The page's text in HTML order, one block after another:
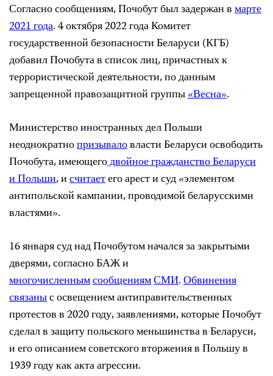
Согласно сообщениям, Почобут был задержан вмарте
2021 года. 4 октября 2022 года Комитет
государственной безопасности Беларуси (КГБ)
добавил Почобута в список лиц, причастных к
террористической деятельности, по данным
запрещенной правозащитной группы«Весна».
Министерство иностранных дел Польши
неоднократнопризываловласти Беларуси освободить
Почобута, имеющегодвойное гражданство Беларуси
и Польши, исчитаетего арест и суд «элементом
антипольской кампании, проводимой беларусскими
властями».
16 января суд над Почобутом начался за закрытыми
дверями, согласно БАЖ и
многочисленнымсообщениямСМИ.Обвинения
связаныс освещением антиправительственных
протестов в 2020 году, заявлениями, которые Почобут
сделал в защиту польского меньшинства в Беларуси,
и его описанием советского вторжения в Польшу в
1939 году как акта агрессии.